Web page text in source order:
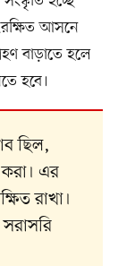
আসনে
বাড়াতে হলে
হবে।
ছিল,
এর
রাখা।